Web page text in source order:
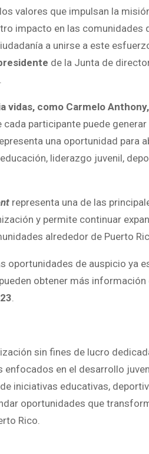
valores que impulsan la
impacto en las comunidades
a unirse a este
de la Junta de
.
vidas, como Carmelo Anthony,
participante puede
una oportunidad para
liderazgo juvenil,
representa una de las
y permite continuar
alrededor de Puerto
oportunidades de auspicio ya
obtener más
.
sin fines de lucro
en el desarrollo
iniciativas educativas,
oportunidades que
Rico.